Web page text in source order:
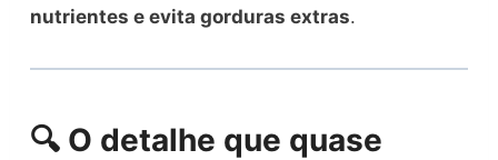
nutrientes e evita gorduras extras.
🔍 O detalhe que quase